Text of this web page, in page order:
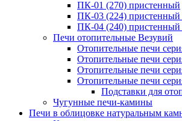
ПК-01 (270) пристенный
ПК-03 (224) пристенный
ПК-04 (240) пристенный
Печи отопительные Везувий
Отопительные печи
Отопительные печи
Отопительные печи
Отопительные печи
Подставки для
Чугунные печи-камины
Печи в облицовке натуральным